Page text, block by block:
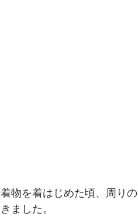
着物を着はじめた頃、周り
きました。